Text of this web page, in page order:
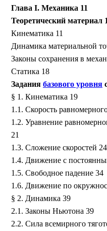
Глава I. Механика 11
Теоретический материал
Кинематика 11
Динамика материальной
Законы сохранения в
Статика 18
Задания базового уровня
§ 1. Кинематика 19
1.1. Скорость
1.2. Уравнение
21
1.3. Сложение скоростей 24
1.4. Движение с
1.5. Свободное падение 34
1.6. Движение по
§ 2. Динамика 39
2.1. Законы Ньютона 39
2.2. Сила всемирного